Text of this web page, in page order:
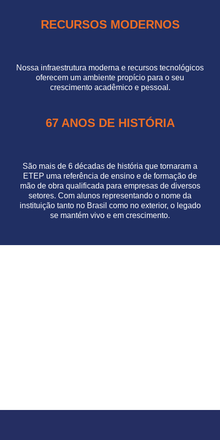
RECURSOS MODERNOS
Nossa infraestrutura moderna e recursos tecnológicos
oferecem um ambiente propício para o seu
crescimento acadêmico e pessoal.
67 ANOS DE HISTÓRIA
São mais de 6 décadas de história que tornaram a
ETEP uma referência de ensino e de formação de
mão de obra qualificada para empresas de diversos
setores. Com alunos representando o nome da
instituição tanto no Brasil como no exterior, o legado
se mantém vivo e em crescimento.